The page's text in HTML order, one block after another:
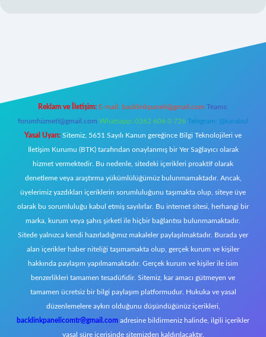
Reklam ve İletişim: E-mail: backlinkpaneli@gmail.com Teams:
forumhizmeti@gmail.com Whatsapp: 0262 606 0 726 Telegram: @karabul
Yasal Uyarı: Sitemiz, 5651 Sayılı Kanun gereğince Bilgi Teknolojileri ve
İletişim Kurumu (BTK) tarafından onaylanmış bir Yer Sağlayıcı olarak
hizmet vermektedir. Bu nedenle, sitedeki içerikleri proaktif olarak
denetleme veya araştırma yükümlülüğümüz bulunmamaktadır. Ancak,
üyelerimiz yazdıkları içeriklerin sorumluluğunu taşımakta olup, siteye üye
olarak bu sorumluluğu kabul etmiş sayılırlar. Bu internet sitesi, herhangi bir
marka, kurum veya şahıs şirketi ile hiçbir bağlantısı bulunmamaktadır.
Sitede yalnızca kendi hazırladığımız makaleler paylaşılmaktadır. Burada yer
alan içerikler haber niteliği taşımamakta olup, gerçek kurum ve kişiler
hakkında paylaşım yapılmamaktadır. Gerçek kurum ve kişiler ile isim
benzerlikleri tamamen tesadüfidir. Sitemiz, kar amacı gütmeyen ve
tamamen ücretsiz bir bilgi paylaşım platformudur. Hukuka ve yasal
düzenlemelere aykırı olduğunu düşündüğünüz içerikleri,
backlinkpanelicomtr@gmail.com adresine bildirmeniz halinde, ilgili içerikler
yasal süre içerisinde sitemizden kaldırılacaktır.